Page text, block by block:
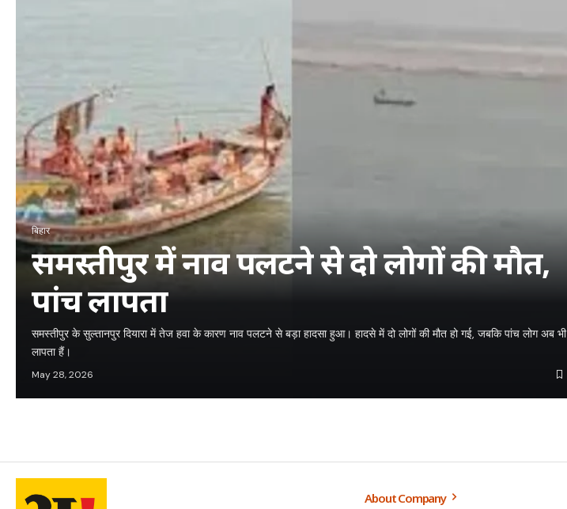
बिहार
समस्तीपुर में नाव पलटने से दो लोगों की मौत,
पांच लापता
समस्तीपुर के सुल्तानपुर दियारा में तेज हवा के कारण नाव पलटने से बड़ा हादसा हुआ। हादसे में दो लोगों की मौत हो गई, जबकि पांच लोग अब भी
लापता हैं।
May 28, 2026
About Company